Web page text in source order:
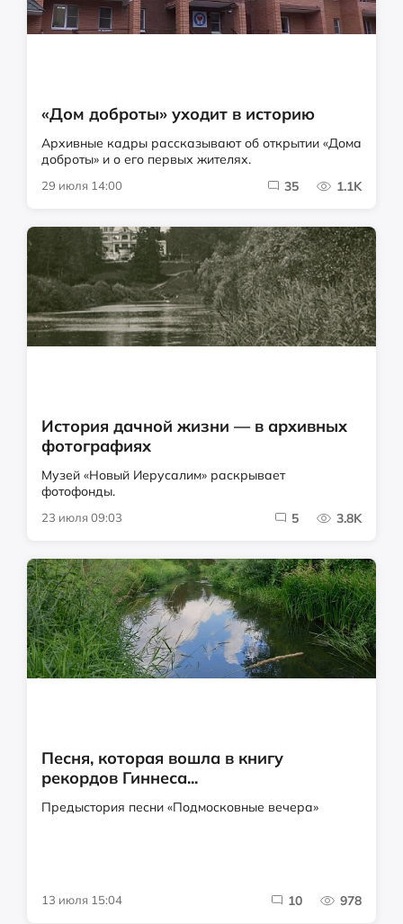
«Дом доброты» уходит в историю
Архивные кадры рассказывают об открытии «Дома
доброты» и о его первых жителях.
29 июля 14:00 35 1.1K
История дачной жизни — в архивных
фотографиях
Музей «Новый Иерусалим» раскрывает
фотофонды.
23 июля 09:03 5 3.8K
Песня, которая вошла в книгу
рекордов Гиннеса...
Предыстория песни «Подмосковные вечера»
13 июля 15:04 10 978